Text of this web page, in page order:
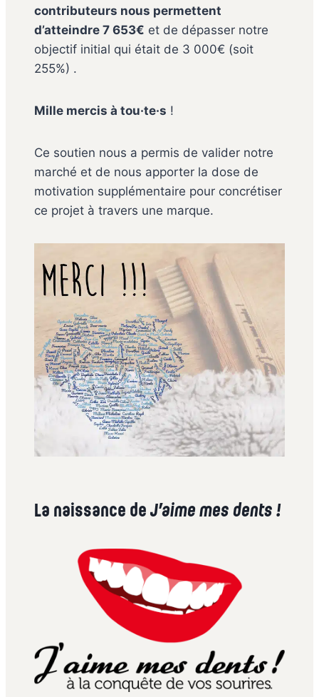
contributeurs nous permettent
d’atteindre 7 653€ et de dépasser notre
objectif initial qui était de 3 000€ (soit
255%) .
Mille mercis à tou·te·s !
Ce soutien nous a permis de valider notre
marché et de nous apporter la dose de
motivation supplémentaire pour concrétiser
ce projet à travers une marque.
La naissance de J’aime mes dents !